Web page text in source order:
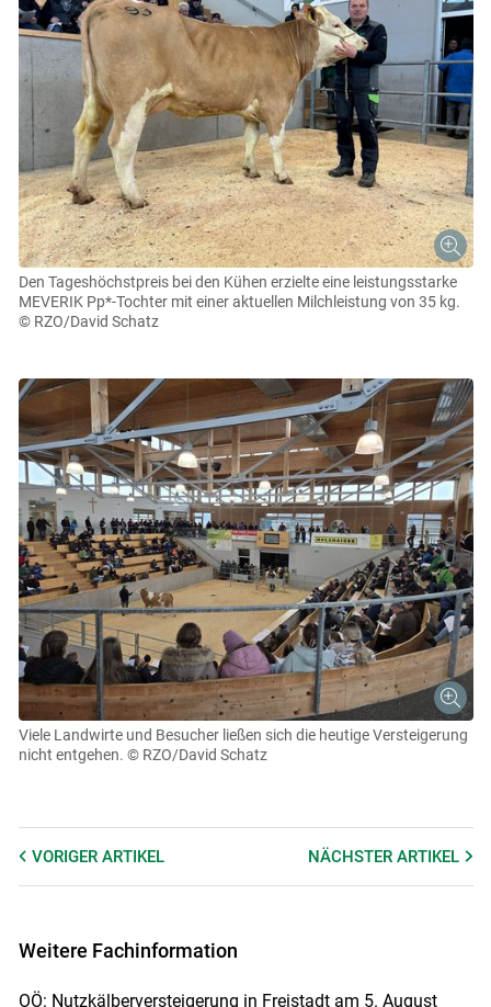
Den Tageshöchstpreis bei den Kühen erzielte eine leistungsstarke
MEVERIK Pp*-Tochter mit einer aktuellen Milchleistung von 35 kg.
© RZO/David Schatz
Viele Landwirte und Besucher ließen sich die heutige Versteigerung
nicht entgehen. © RZO/David Schatz
VORIGER ARTIKEL NÄCHSTERARTIKEL
Weitere Fachinformation
OÖ: Nutzkälberversteigerung in Freistadt am 5. August